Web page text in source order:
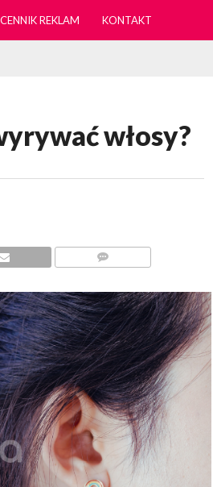
CENNIK REKLAM KONTAKT
włosy?